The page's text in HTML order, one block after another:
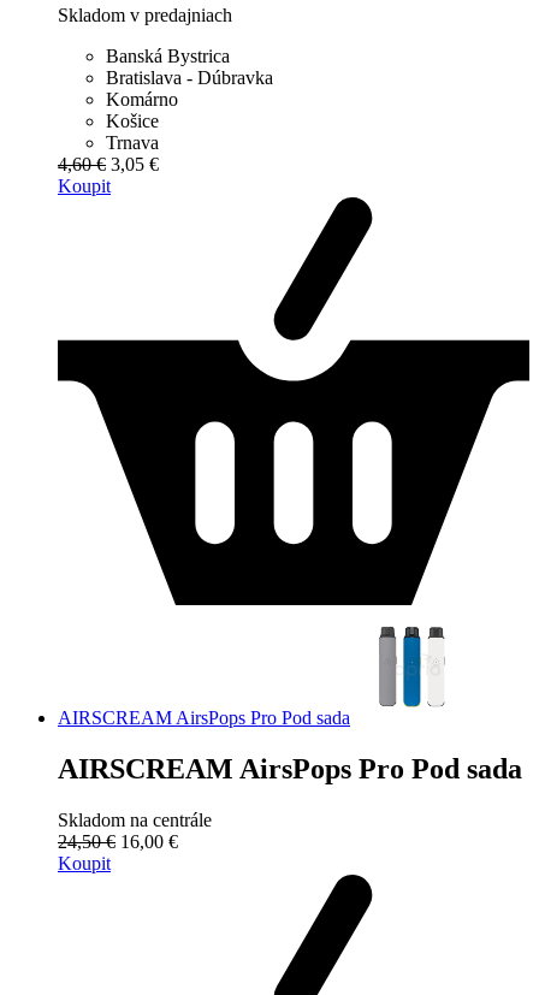
Skladom v predajniach
Banská Bystrica
Bratislava - Dúbravka
Komárno
Košice
Trnava
4,60 € 3,05 €
Koupit
AIRSCREAM AirsPops Pro Pod sada
AIRSCREAM AirsPops Pro Pod sada
Skladom na centrále
24,50 € 16,00 €
Koupit